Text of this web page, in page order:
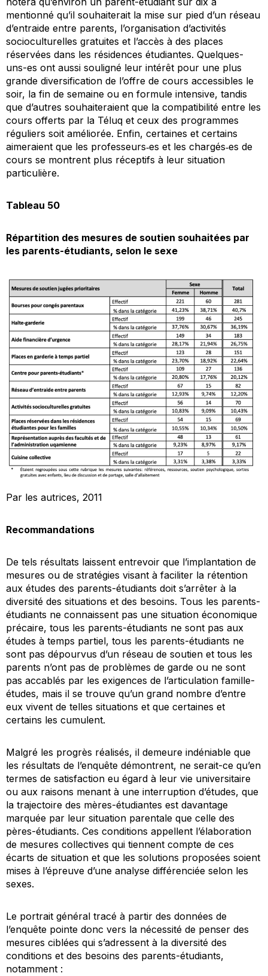
mentionné qu’il souhaiterait la mise sur pied d’un réseau
d’entraide entre parents, l’organisation d’activités
socioculturelles gratuites et l’accès à des places
réservées dans les résidences étudiantes. Quelques-
uns-es ont aussi souligné leur intérêt pour une plus
grande diversification de l’offre de cours accessibles le
soir, la fin de semaine ou en formule intensive, tandis
que d’autres souhaiteraient que la compatibilité entre les
cours offerts par la Téluq et ceux des programmes
réguliers soit améliorée. Enfin, certaines et certains
aimeraient que les professeurs‐es et les chargés‐es de
cours se montrent plus réceptifs à leur situation
particulière.
Tableau 50
Répartition des mesures de soutien souhaitées par
les parents-étudiants, selon le sexe
Par les autrices, 2011
Recommandations
De tels résultats laissent entrevoir que l’implantation de
mesures ou de stratégies visant à faciliter la rétention
aux études des parents-étudiants doit s’arrêter à la
diversité des situations et des besoins. Tous les parents-
étudiants ne connaissent pas une situation économique
précaire, tous les parents-étudiants ne sont pas aux
études à temps partiel, tous les parents-étudiants ne
sont pas dépourvus d’un réseau de soutien et tous les
parents n’ont pas de problèmes de garde ou ne sont
pas accablés par les exigences de l’articulation famille-
études, mais il se trouve qu’un grand nombre d’entre
eux vivent de telles situations et que certaines et
certains les cumulent.
Malgré les progrès réalisés, il demeure indéniable que
les résultats de l’enquête démontrent, ne serait-ce qu’en
termes de satisfaction eu égard à leur vie universitaire
ou aux raisons menant à une interruption d’études, que
la trajectoire des mères-étudiantes est davantage
marquée par leur situation parentale que celle des
pères-étudiants. Ces conditions appellent l’élaboration
de mesures collectives qui tiennent compte de ces
écarts de situation et que les solutions proposées soient
mises à l’épreuve d’une analyse différenciée selon les
sexes.
Le portrait général tracé à partir des données de
l’enquête pointe donc vers la nécessité de penser des
mesures ciblées qui s’adressent à la diversité des
conditions et des besoins des parents-étudiants,
notamment :